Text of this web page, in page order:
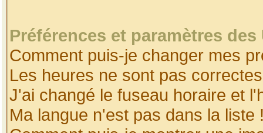
Préférences et paramètres
Comment puis-je changer mes
Les heures ne sont pas
J'ai changé le fuseau horaire et
Ma langue n'est pas dans la liste